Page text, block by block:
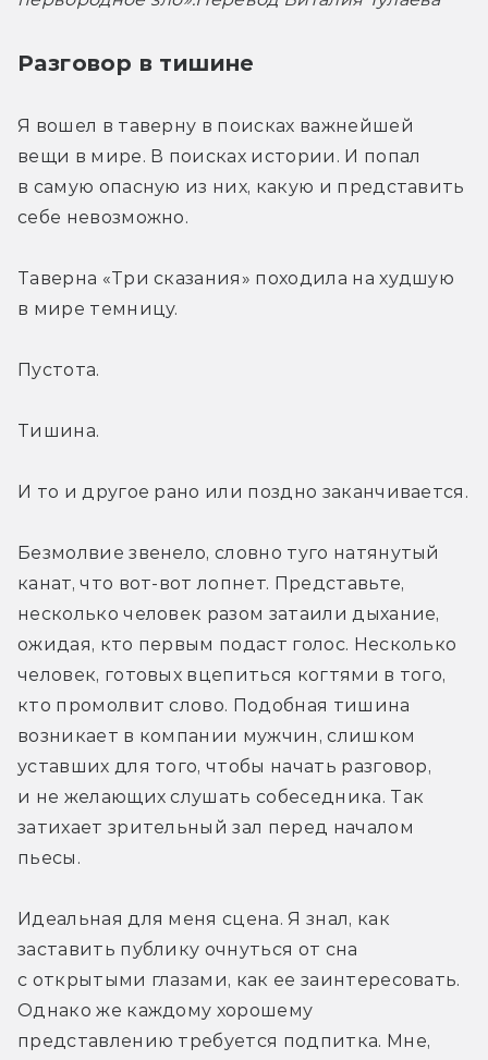
Разговор в тишине
Я вошел в таверну в поисках важнейшей
вещи в мире. В поисках истории. И попал
в самую опасную из них, какую и представить
себе невозможно.
Таверна «Три сказания» походила на худшую
в мире темницу.
Пустота.
Тишина.
И то и другое рано или поздно заканчивается.
Безмолвие звенело, словно туго натянутый
канат, что вот-вот лопнет. Представьте,
несколько человек разом затаили дыхание,
ожидая, кто первым подаст голос. Несколько
человек, готовых вцепиться когтями в того,
кто промолвит слово. Подобная тишина
возникает в компании мужчин, слишком
уставших для того, чтобы начать разговор,
и не желающих слушать собеседника. Так
затихает зрительный зал перед началом
пьесы.
Идеальная для меня сцена. Я знал, как
заставить публику очнуться от сна
с открытыми глазами, как ее заинтересовать.
Однако же каждому хорошему
представлению требуется подпитка. Мне,